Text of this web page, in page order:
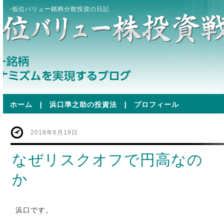
-低位バリュー銘柄分散投資の日記
ホーム | 浜口準之助の投資法 | プロフィール
2018年6月19日
なぜリスクオフで円高なの
か
浜口です。